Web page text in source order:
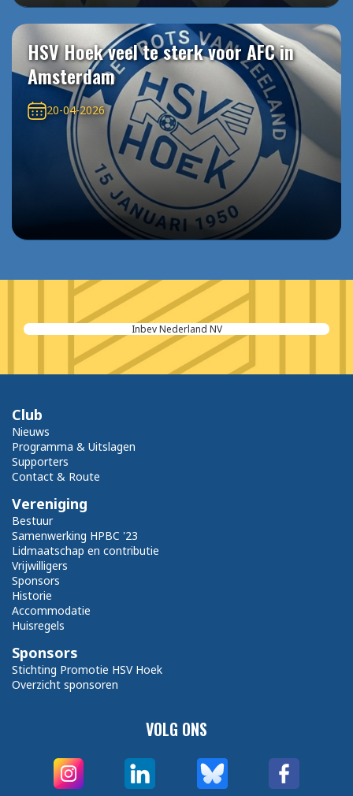
HSV Hoek veel te sterk voor AFC in
Amsterdam
20-04-2026
Inbev Nederland NV
VOLG ONS
Club
Nieuws
Programma & Uitslagen
Supporters
Contact & Route
Vereniging
Bestuur
Samenwerking HPBC '23
Lidmaatschap en contributie
Vrijwilligers
Sponsors
Historie
Accommodatie
Huisregels
Sponsors
Stichting Promotie HSV Hoek
Overzicht sponsoren